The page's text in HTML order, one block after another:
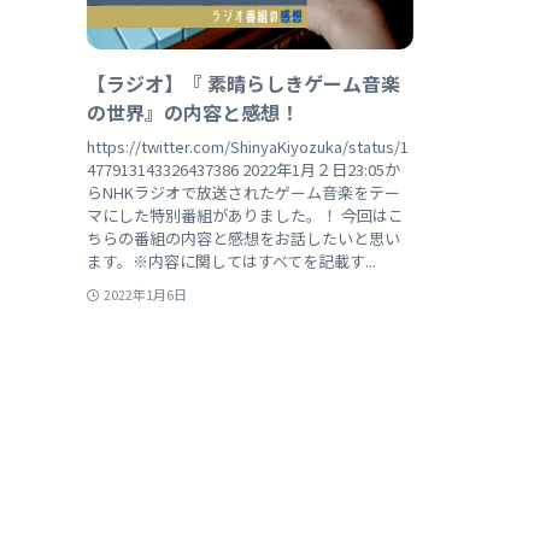
【ラジオ】『 素晴らしきゲーム音楽
の世界』の内容と感想！
https://twitter.com/ShinyaKiyozuka/status/1
477913143326437386 2022年1月２日23:05か
らNHKラジオで放送されたゲーム音楽をテー
マにした特別番組がありました。！ 今回はこ
ちらの番組の内容と感想をお話したいと思い
ます。※内容に関してはすべてを記載す...
2022年1月6日